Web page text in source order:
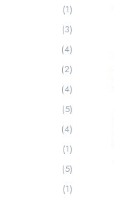
(1)
(3)
(4)
(2)
(4)
(5)
(4)
(1)
(5)
(1)